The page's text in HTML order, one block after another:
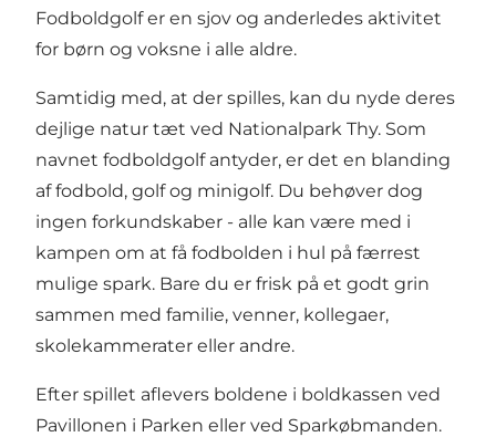
Fodboldgolf er en sjov og anderledes aktivitet
for børn og voksne i alle aldre.
Samtidig med, at der spilles, kan du nyde deres
dejlige natur tæt ved Nationalpark Thy. Som
navnet fodboldgolf antyder, er det en blanding
af fodbold, golf og minigolf. Du behøver dog
ingen forkundskaber - alle kan være med i
kampen om at få fodbolden i hul på færrest
mulige spark. Bare du er frisk på et godt grin
sammen med familie, venner, kollegaer,
skolekammerater eller andre.
Efter spillet aflevers boldene i boldkassen ved
Pavillonen i Parken eller ved Sparkøbmanden.